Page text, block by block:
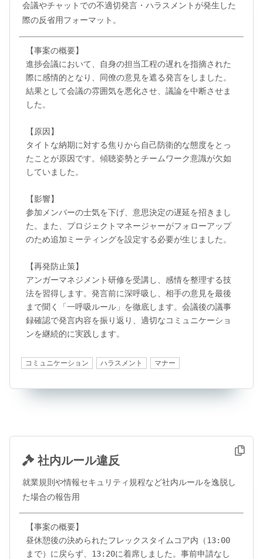
会議やチャットでの不適切発言・ハラスメントが発生した
際の反省用フォーマット。
【事案の概要】
進捗会議において、自身の担当工程の遅れを指摘された
際に感情的となり、同僚の意見を遮る発言をしました。
結果として会議の雰囲気を悪化させ、議論を中断させま
した。
【原因】
タイトな納期に対する焦りから自己防衛的な態度をとっ
たことが原因です。傾聴姿勢とチームワーク意識が欠如
していました。
【影響】
参加メンバーの士気を下げ、意思決定の遅延を招きまし
た。また、プロジェクトマネージャーがフォローアップ
のため追加ミーティングを設定する必要が生じました。
【再発防止策】
アンガーマネジメント研修を受講し、感情を整理する技
法を習得します。発言前に深呼吸し、相手の意見を最後
まで聞く「一呼吸ルール」を徹底します。会議後の議事
録確認で発言内容を振り返り、適切なコミュニケーショ
ンを継続的に実践します。
コミュニケーション ハラスメント マナー
社内ルール違反
就業規則や情報セキュリティ規程など社内ルールを逸脱し
た場合の報告用
【事案の概要】
昼休憩後の決められたフレックスタイムコア内（13:00
まで）に戻らず、13:20に着席しました。事前申請なし